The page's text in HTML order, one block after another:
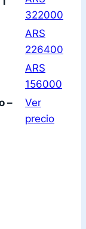
322000
ARS
226400
ARS
156000
–
Ver
precio